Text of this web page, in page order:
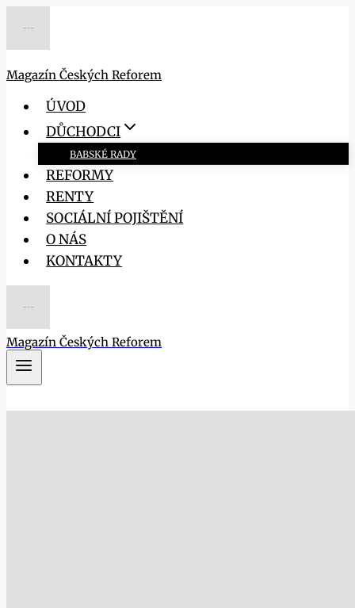
Magazín Českých Reforem
ÚVOD
DŮCHODCI
BABSKÉ RADY
REFORMY
RENTY
SOCIÁLNÍ POJIŠTĚNÍ
O NÁS
KONTAKTY
Magazín Českých Reforem